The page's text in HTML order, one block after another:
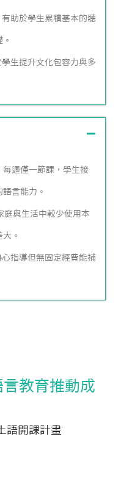
助於學生累積基本的聽
生提升文化包容力與多
週僅一節課，學生接
言能力。
庭與生活中較少使用本
。
指導但無固定經費能補
言教育推動成
語開課計畫